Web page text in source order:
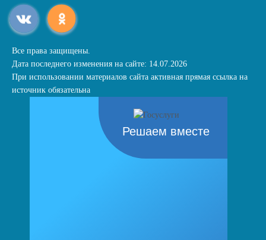
Все права защищены.
Дата последнего изменения на сайте: 14.07.2026
При использовании материалов сайта активная прямая ссылка на
источник обязательна
Решаем вместе